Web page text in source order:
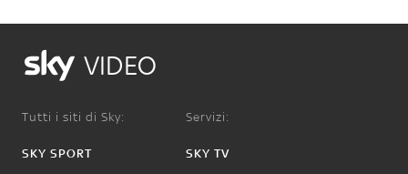
VIDEO
Tutti i siti di Sky:
SKY SPORT
Servizi:
SKY TV